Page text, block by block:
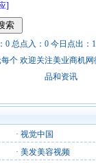
]
0 总点入：0 今日点出：
个 欢迎关注美业商机
品和资讯
· 视觉中国
· 美发美容视频